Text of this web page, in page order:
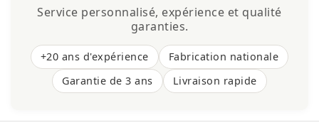
Service personnalisé, expérience et qualité
garanties.
+20 ans d'expérience
Fabrication nationale
Garantie de 3 ans
Livraison rapide